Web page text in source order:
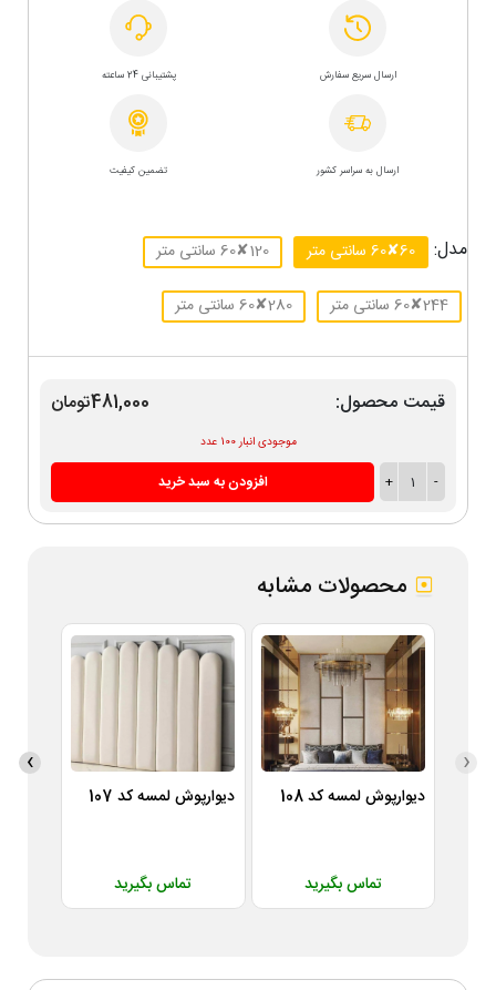
ارسال سریع سفارش پشتیبانی 24 ساعته
ارسال به سراسر کشور تضمین کیفیت
مدل: 60✘60 سانتی متر 120✘60 سانتی متر
244✘60 سانتی متر 280✘60 سانتی متر
قیمت محصول: 481,000تومان
موجودی انبار 100 عدد
-
1
+ افزودن به سبد خرید
محصولات مشابه
دیوارپوش لمسه کد 108
تماس بگیرید
دیوارپوش لمسه کد 107
تماس بگیرید
‹
›